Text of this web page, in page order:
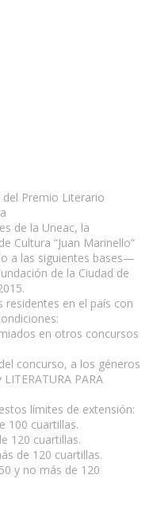
del Premio Literario
de la Uneac, la
Cultura “Juan Marinello”
a las siguientes bases—
de la Ciudad de
en el país con
en otros concursos
concurso, a los géneros
PARA
límites de extensión:
100 cuartillas.
120 cuartillas.
de 120 cuartillas.
y no más de 120